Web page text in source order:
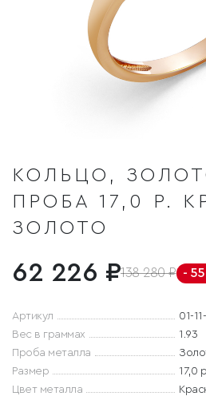
КОЛЬЦО,
ПРОБА 17,0 Р.
ЗОЛОТО
62 226 ₽138 280 ₽ -
Артикул
01-
Вес в граммах
1.93
Проба металла
Размер
17,0
Цвет металла